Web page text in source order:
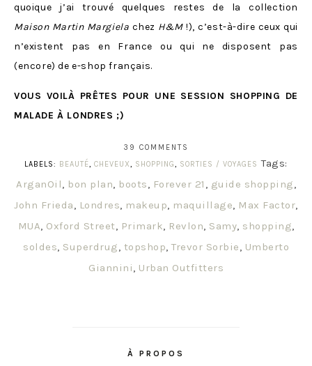
quoique j’ai trouvé quelques restes de la collection
Maison Martin Margiela chez H&M !), c’est-à-dire ceux qui
n’existent pas en France ou qui ne disposent pas
(encore) de e-shop français.
VOUS VOILÀ PRÊTES POUR UNE SESSION SHOPPING DE
MALADE À LONDRES ;)
39 COMMENTS
LABELS: BEAUTÉ,CHEVEUX, SHOPPING, SORTIES / VOYAGES Tags:
ArganOil, bon plan, boots, Forever 21 , guide shopping,
John Frieda, Londres, makeup, maquillage, Max Factor,
MUA, Oxford Street, Primark, Revlon, Samy, shopping,
soldes, Superdrug, topshop, Trevor Sorbie, Umberto
Giannini, Urban Outfitters
À PROPOS